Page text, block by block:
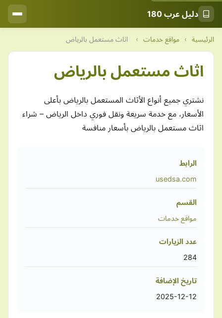
دليل عرب 180
الرئيسية › مواقع خدمات › اثاث مستعمل بالرياض
اثاث مستعمل بالرياض
نشتري جميع أنواع الأثاث المستعمل بالرياض بأعلى
الأسعار، مع خدمة سريعة ونقل فوري داخل الرياض – شراء
اثاث مستعمل بالرياض بأسعار منافسة
الرابط
usedsa.com
القسم
مواقع خدمات
عدد الزيارات
284
تاريخ الإضافة
2025-12-12